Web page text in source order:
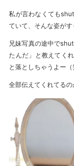
私が言わなくても
ていて、そんな姿が
兄妹写真の途中で
たんだ」と教えてく
と落としちゃうよー
全部伝えてくれてる